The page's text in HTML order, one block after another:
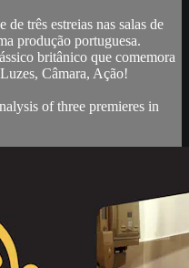
três estreias nas salas de
produção portuguesa.
britânico que comemora
Câmara, Ação!
of three premieres in